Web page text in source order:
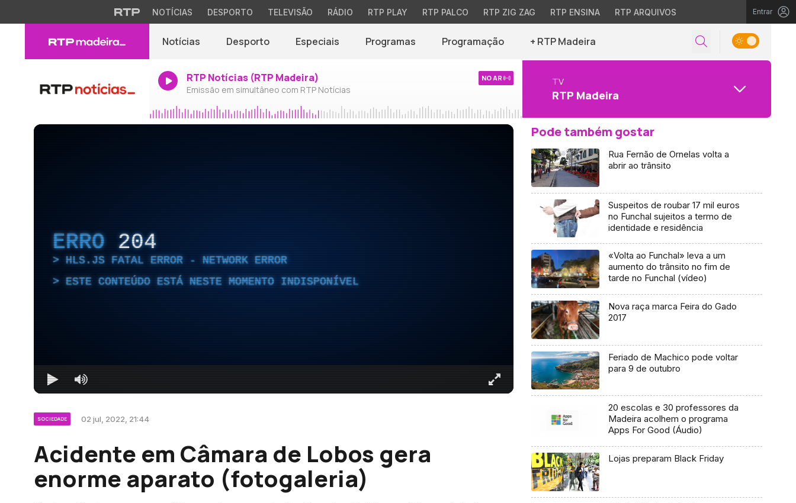
NOTÍCIAS DESPORTO TELEVISÃO RÁDIO RTP PLAY RTP PALCO RTP ZIG ZAG RTP ENSINA RTP ARQUIVOS Entrar
Notícias Desporto Especiais Programas Programação + RTP Madeira
RTP Notícias (RTP Madeira)
Emissão em simultâneo com RTP Notícias
NO AR TV
RTP Madeira
ERRO 204
HLS.JS FATAL ERROR - NETWORK ERROR
ESTE CONTEÚDO ESTÁ NESTE MOMENTO INDISPONÍVEL
SOCIEDADE 02 jul, 2022, 21:44
Acidente em Câmara de Lobos gera
enorme aparato (fotogaleria)
Pode também gostar
Rua Fernão de Ornelas volta a
abrir ao trânsito
Suspeitos de roubar 17 mil euros
no Funchal sujeitos a termo de
identidade e residência
«Volta ao Funchal» leva a um
aumento do trânsito no fim de
tarde no Funchal (vídeo)
Nova raça marca Feira do Gado
2017
Feriado de Machico pode voltar
para 9 de outubro
20 escolas e 30 professores da
Madeira acolhem o programa
Apps For Good (Áudio)
Lojas preparam Black Friday